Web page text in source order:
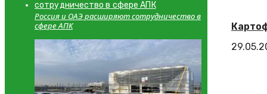
Россия и ОАЭ расширяют сотрудничество в
сфере АПК